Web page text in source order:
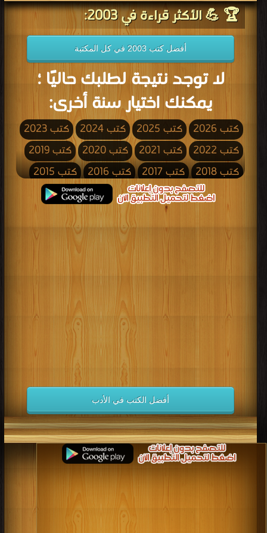
🏆 💪 الأكثر قراءة في 2003:
أفضل كتب 2003 في كل المكتبة
لا توجد نتيجة لطلبك حاليًا ؛
يمكنك اختيار سنة أخرى:
كتب 2026 كتب 2025 كتب 2024
كتب 2023
كتب 2022
كتب 2021 كتب 2020
كتب 2019
كتب 2018
كتب 2017 كتب 2016
كتب 2015
كتب 2013 كتب 2012
كتب 2011
كتب 2009 كتب 2008
كتب 2006
كتب 2005 كتب 2004
كتب 2003
كتب 2000
كتب 1992
كتب 1991
كتب 1990
كتب 1989 كتب 1988
كتب 1987
كتب 1984
كتب 1983
كتب 1980
كتب 1979
كتب 1978
كتب 1977 كتب 1976
كتب 1975
كتب 1974
كتب 1973 كتب 1972
كتب 1971
كتب 1970
كتب 1969 كتب 1968
كتب 1967
كتب 1966
كتب 1965 كتب 1964
كتب 1963
كتب 1962
كتب 1961 كتب 1960
كتب 1959
كتب 1957
كتب 1952
كتب 1951
أفضل الكتب في الأدب